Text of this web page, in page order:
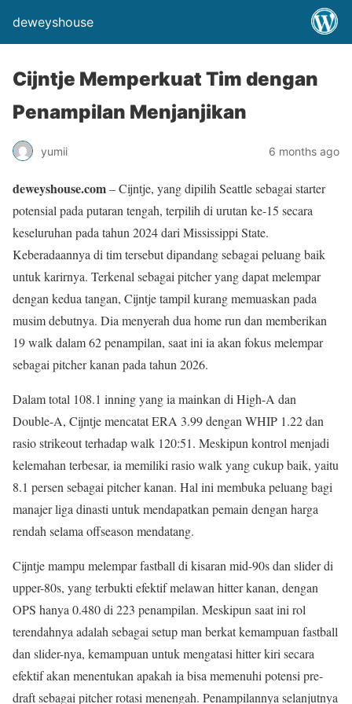
deweyshouse
Cijntje Memperkuat Tim dengan
Penampilan Menjanjikan
yumii 6 months ago
deweyshouse.com– Cijntje, yang dipilih Seattle sebagai starter
potensial pada putaran tengah, terpilih di urutan ke-15 secara
keseluruhan pada tahun 2024 dari Mississippi State.
Keberadaannya di tim tersebut dipandang sebagai peluang baik
untuk karirnya. Terkenal sebagai pitcher yang dapat melempar
dengan kedua tangan, Cijntje tampil kurang memuaskan pada
musim debutnya. Dia menyerah dua home run dan memberikan
19 walk dalam 62 penampilan, saat ini ia akan fokus melempar
sebagai pitcher kanan pada tahun 2026.
Dalam total 108.1 inning yang ia mainkan di High-A dan
Double-A, Cijntje mencatat ERA 3.99 dengan WHIP 1.22 dan
rasio strikeout terhadap walk 120:51. Meskipun kontrol menjadi
kelemahan terbesar, ia memiliki rasio walk yang cukup baik, yaitu
8.1 persen sebagai pitcher kanan. Hal ini membuka peluang bagi
manajer liga dinasti untuk mendapatkan pemain dengan harga
rendah selama offseason mendatang.
Cijntje mampu melempar fastball di kisaran mid-90s dan slider di
upper-80s, yang terbukti efektif melawan hitter kanan, dengan
OPS hanya 0.480 di 223 penampilan. Meskipun saat ini rol
terendahnya adalah sebagai setup man berkat kemampuan fastball
dan slider-nya, kemampuan untuk mengatasi hitter kiri secara
efektif akan menentukan apakah ia bisa memenuhi potensi pre-
draft sebagai pitcher rotasi menengah. Penampilannya selanjutnya